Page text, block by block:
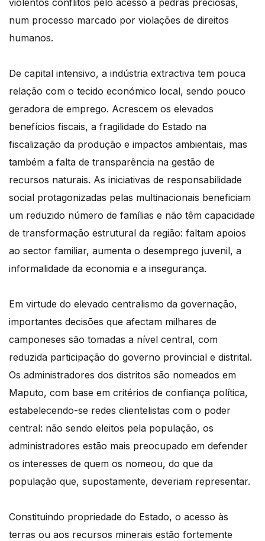
num processo marcado por violações de direitos
humanos.
De capital intensivo, a indústria extractiva tem pouca
relação com o tecido económico local, sendo pouco
geradora de emprego. Acrescem os elevados
benefícios fiscais, a fragilidade do Estado na
fiscalização da produção e impactos ambientais, mas
também a falta de transparência na gestão de
recursos naturais. As iniciativas de responsabilidade
social protagonizadas pelas multinacionais beneficiam
um reduzido número de famílias e não têm capacidade
de transformação estrutural da região: faltam apoios
ao sector familiar, aumenta o desemprego juvenil, a
informalidade da economia e a insegurança.
Em virtude do elevado centralismo da governação,
importantes decisões que afectam milhares de
camponeses são tomadas a nível central, com
reduzida participação do governo provincial e distrital.
Os administradores dos distritos são nomeados em
Maputo, com base em critérios de confiança política,
estabelecendo-se redes clientelistas com o poder
central: não sendo eleitos pela população, os
administradores estão mais preocupado em defender
os interesses de quem os nomeou, do que da
população que, supostamente, deveriam representar.
Constituindo propriedade do Estado, o acesso às
terras ou aos recursos minerais estão fortemente